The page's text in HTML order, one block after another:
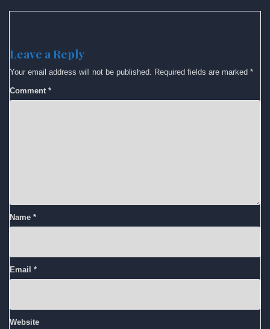
Leave a Reply
Your email address will not be published. Required fields are marked *
Comment *
Name *
Email *
Website